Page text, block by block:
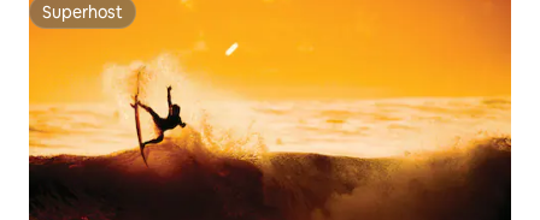
Superhost
Superhost